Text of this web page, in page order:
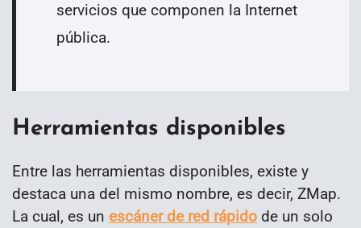
servicios que componen la Internet
pública.
Herramientas disponibles
Entre las herramientas disponibles, existe y
destaca una del mismo nombre, es decir, ZMap.
La cual, es un escáner de red rápido de un solo